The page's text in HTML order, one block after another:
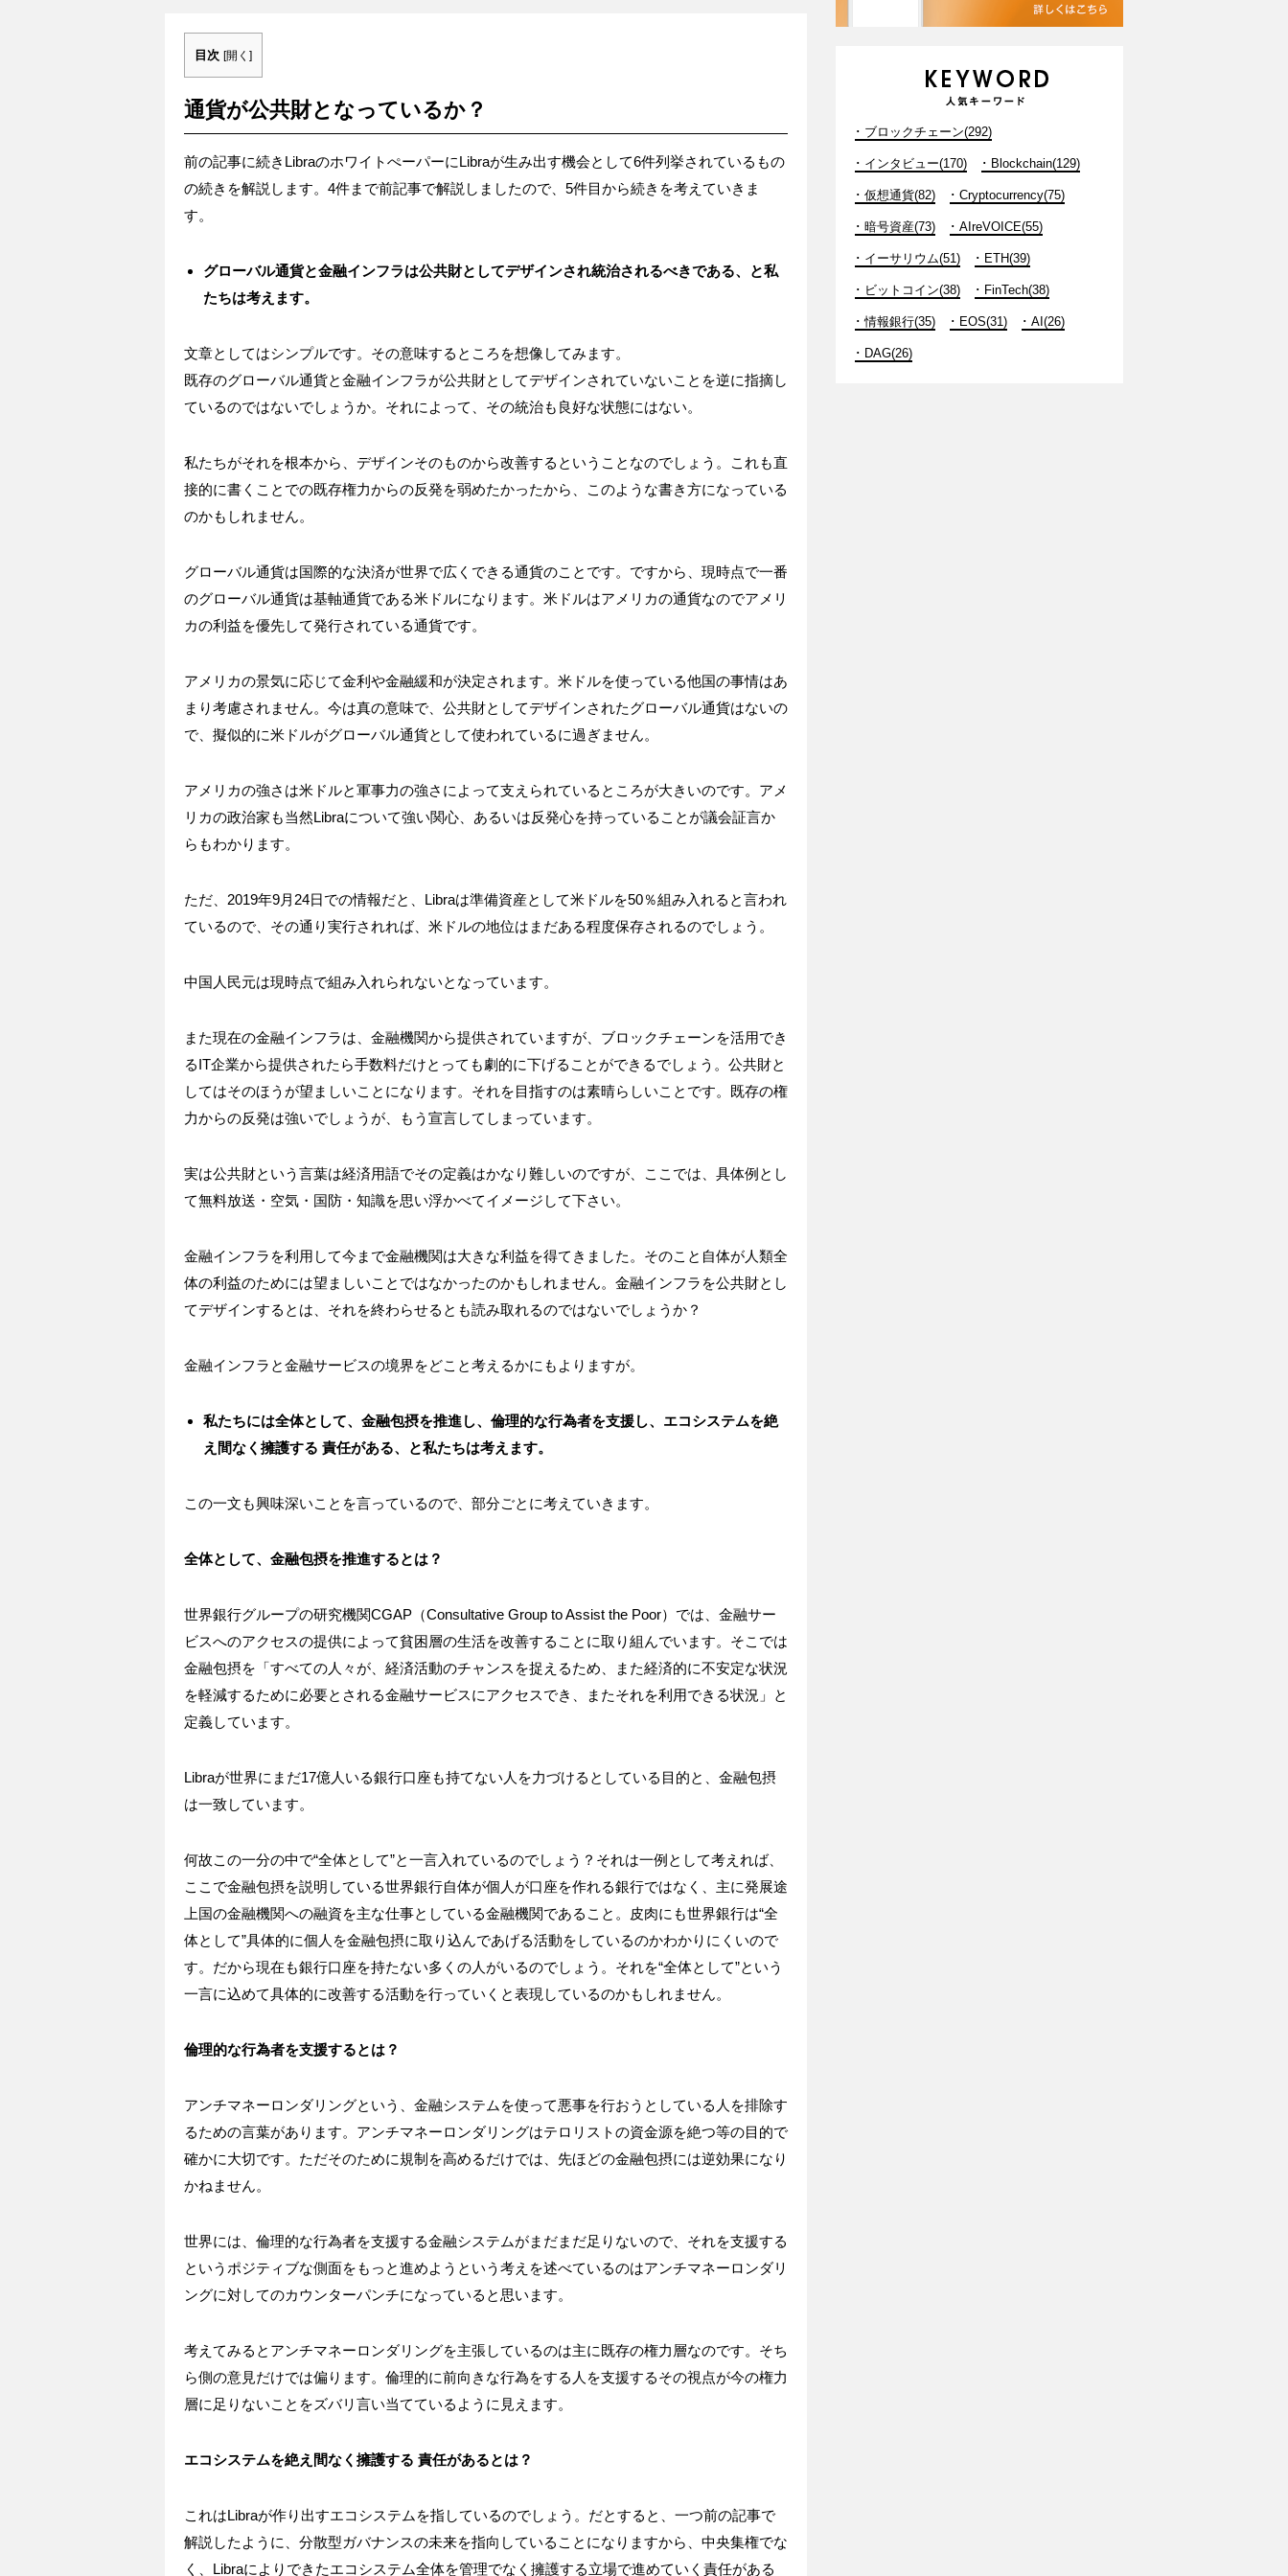
目次 [開く ]
通貨が公共財となっているか？
前の記事に続きLibraのホワイトぺーパーにLibraが生み出す機会として6件列挙されているもの
の続きを解説します。4件まで前記事で解説しましたので、5件目から続きを考えていきま
す。
グローバル通貨と金融インフラは公共財としてデザインされ統治されるべきである、と私
たちは考えます。
文章としてはシンプルです。その意味するところを想像してみます。
既存のグローバル通貨と金融インフラが公共財としてデザインされていないことを逆に指摘し
ているのではないでしょうか。それによって、その統治も良好な状態にはない。
私たちがそれを根本から、デザインそのものから改善するということなのでしょう。これも直
接的に書くことでの既存権力からの反発を弱めたかったから、このような書き方になっている
のかもしれません。
グローバル通貨は国際的な決済が世界で広くできる通貨のことです。ですから、現時点で一番
のグローバル通貨は基軸通貨である米ドルになります。米ドルはアメリカの通貨なのでアメリ
カの利益を優先して発行されている通貨です。
アメリカの景気に応じて金利や金融緩和が決定されます。米ドルを使っている他国の事情はあ
まり考慮されません。今は真の意味で、公共財としてデザインされたグローバル通貨はないの
で、擬似的に米ドルがグローバル通貨として使われているに過ぎません。
アメリカの強さは米ドルと軍事力の強さによって支えられているところが大きいのです。アメ
リカの政治家も当然Libraについて強い関心、あるいは反発心を持っていることが議会証言か
らもわかります。
ただ、2019年9月24日での情報だと、Libraは準備資産として米ドルを50％組み入れると言われ
ているので、その通り実行されれば、米ドルの地位はまだある程度保存されるのでしょう。
中国人民元は現時点で組み入れられないとなっています。
また現在の金融インフラは、金融機関から提供されていますが、ブロックチェーンを活用でき
るIT企業から提供されたら手数料だけとっても劇的に下げることができるでしょう。公共財と
してはそのほうが望ましいことになります。それを目指すのは素晴らしいことです。既存の権
力からの反発は強いでしょうが、もう宣言してしまっています。
実は公共財という言葉は経済用語でその定義はかなり難しいのですが、ここでは、具体例とし
て無料放送・空気・国防・知識を思い浮かべてイメージして下さい。
金融インフラを利用して今まで金融機関は大きな利益を得てきました。そのこと自体が人類全
体の利益のためには望ましいことではなかったのかもしれません。金融インフラを公共財とし
てデザインするとは、それを終わらせるとも読み取れるのではないでしょうか？
金融インフラと金融サービスの境界をどこと考えるかにもよりますが。
私たちには全体として、金融包摂を推進し、倫理的な行為者を支援し、エコシステムを絶
え間なく擁護する 責任がある、と私たちは考えます。
この一文も興味深いことを言っているので、部分ごとに考えていきます。
全体として、金融包摂を推進するとは？
世界銀行グループの研究機関CGAP（Consultative Group to Assist the Poor）では、金融サー
ビスへのアクセスの提供によって貧困層の生活を改善することに取り組んでいます。そこでは
金融包摂を「すべての人々が、経済活動のチャンスを捉えるため、また経済的に不安定な状況
を軽減するために必要とされる金融サービスにアクセスでき、またそれを利用できる状況」と
定義しています。
Libraが世界にまだ17億人いる銀行口座も持てない人を力づけるとしている目的と、金融包摂
は一致しています。
何故この一分の中で“全体として”と一言入れているのでしょう？それは一例として考えれば、
ここで金融包摂を説明している世界銀行自体が個人が口座を作れる銀行ではなく、主に発展途
上国の金融機関への融資を主な仕事としている金融機関であること。皮肉にも世界銀行は“全
体として”具体的に個人を金融包摂に取り込んであげる活動をしているのかわかりにくいので
す。だから現在も銀行口座を持たない多くの人がいるのでしょう。それを“全体として”という
一言に込めて具体的に改善する活動を行っていくと表現しているのかもしれません。
倫理的な行為者を支援するとは？
アンチマネーロンダリングという、金融システムを使って悪事を行おうとしている人を排除す
るための言葉があります。アンチマネーロンダリングはテロリストの資金源を絶つ等の目的で
確かに大切です。ただそのために規制を高めるだけでは、先ほどの金融包摂には逆効果になり
かねません。
世界には、倫理的な行為者を支援する金融システムがまだまだ足りないので、それを支援する
というポジティブな側面をもっと進めようという考えを述べているのはアンチマネーロンダリ
ングに対してのカウンターパンチになっていると思います。
考えてみるとアンチマネーロンダリングを主張しているのは主に既存の権力層なのです。そち
ら側の意見だけでは偏ります。倫理的に前向きな行為をする人を支援するその視点が今の権力
層に足りないことをズバリ言い当てているように見えます。
エコシステムを絶え間なく擁護する 責任があるとは？
これはLibraが作り出すエコシステムを指しているのでしょう。だとすると、一つ前の記事で
解説したように、分散型ガバナンスの未来を指向していることになりますから、中央集権でな
く、Libraによりできたエコシステム全体を管理でなく擁護する立場で進めていく責任がある
ブロックチェーン(292)
インタビュー(170) Blockchain(129)
仮想通貨(82) Cryptocurrency(75)
暗号資産(73) AIreVOICE(55)
イーサリウム(51) ETH(39)
ビットコイン(38) FinTech(38)
情報銀行(35) EOS(31) AI(26)
DAG(26)